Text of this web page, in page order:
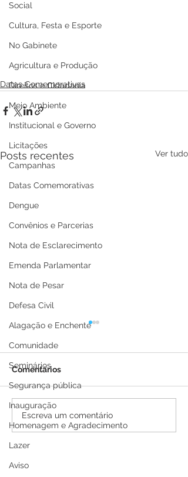
Social
Cultura, Festa e Esporte
No Gabinete
Agricultura e Produção
Direitos e Cidadania
Meio Ambiente
Institucional e Governo
Licitações
Campanhas
Datas Comemorativas
Dengue
Convênios e Parcerias
Nota de Esclarecimento
Emenda Parlamentar
Nota de Pesar
Defesa Civil
Alagação e Enchente
Comunidade
Seminários
Segurança pública
Inauguração
Homenagem e Agradecimento
Lazer
Aviso
Datas Comemorativas
Posts recentes Ver tudo
Prefeitura de Brasiléia
realiza desfile cívico e
Comentários
Escreva um comentário